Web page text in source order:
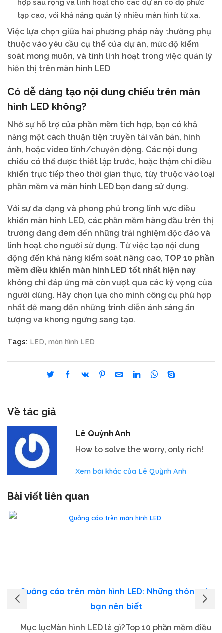
hợp sâu rộng và linh hoạt cho các dự án có độ phức
tạp cao, với khả năng quản lý nhiều màn hình từ xa.
Việc lựa chọn giữa hai phương pháp này thường phụ
thuộc vào yêu cầu cụ thể của dự án, mức độ kiểm
soát mong muốn, và tính linh hoạt trong việc quản lý
hiển thị trên màn hình LED.
Có dễ dàng tạo nội dung chiếu trên màn
hình LED không?
Nhờ sự hỗ trợ của phần mềm tích hợp, bạn có khả
năng một cách thuận tiện truyền tải văn bản, hình
ảnh, hoặc video tĩnh/chuyển động. Các nội dung
chiếu có thể được thiết lập trước, hoặc thậm chí điều
khiển trực tiếp theo thời gian thực, tùy thuộc vào loại
phần mềm và màn hình LED bạn đang sử dụng.
Với sự đa dạng và phong phú trong lĩnh vực điều
khiển màn hình LED, các phần mềm hàng đầu trên thị
trường đang đem đến những trải nghiệm độc đáo và
linh hoạt cho người sử dụng. Từ việc tạo nội dung
động đến khả năng kiểm soát nâng cao, TOP 10 phần
mềm điều khiển màn hình LED tốt nhất hiện nay
không chỉ đáp ứng mà còn vượt qua các kỳ vọng của
người dùng. Hãy chọn lựa cho mình công cụ phù hợp
nhất để mang đến những trình diễn ánh sáng ấn
tượng và không ngừng sáng tạo.
Tags: LED, màn hình LED
Về tác giả
Lê Quỳnh Anh
How to solve the worry, only rich!
Xem bài khác của Lê Quỳnh Anh
Bài viết liên quan
Quảng cáo trên màn hình LED: Những thông tin
bạn nên biết
Mục lụcMàn hình LED là gì?Top 10 phần mềm điều